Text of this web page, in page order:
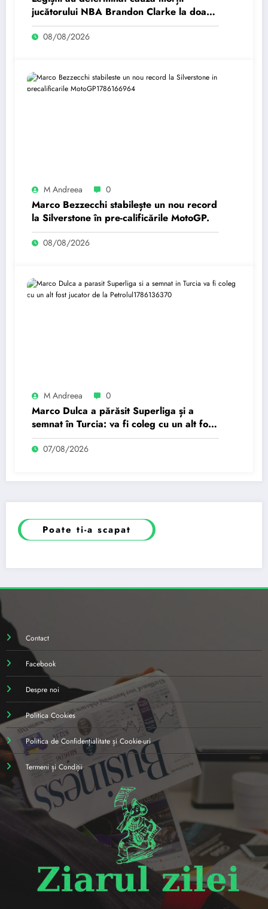
jucătorului NBA Brandon Clarke la doar
29 de ani
08/08/2026
M Andreea 0
Marco Bezzecchi stabilește un nou record
la Silverstone în pre-calificările MotoGP.
08/08/2026
M Andreea 0
Marco Dulca a părăsit Superliga și a
semnat în Turcia: va fi coleg cu un alt fost
jucător de la Petrolul
07/08/2026
Poate ti-a scapat
Contact
Facebook
Despre noi
Politica Cookies
Politica de Confidențialitate și Cookie-uri
Termeni și Condiții